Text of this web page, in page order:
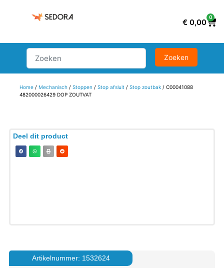
€ 0,00
0
Home/ Mechanisch/ Stoppen / Stop afsluit / Stop zoutbak/ C00041088
482000026429 DOP ZOUTVAT
Deel dit product
Artikelnummer: 1532624